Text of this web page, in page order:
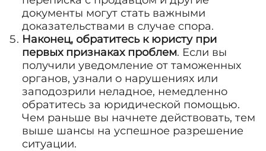
документы могут стать важными
доказательствами в случае спора.
Наконец, обратитесь к юристу при
первых признаках проблем. Если вы
получили уведомление от таможенных
органов, узнали о нарушениях или
заподозрили неладное, немедленно
обратитесь за юридической помощью.
Чем раньше вы начнете действовать, тем
выше шансы на успешное разрешение
ситуации.